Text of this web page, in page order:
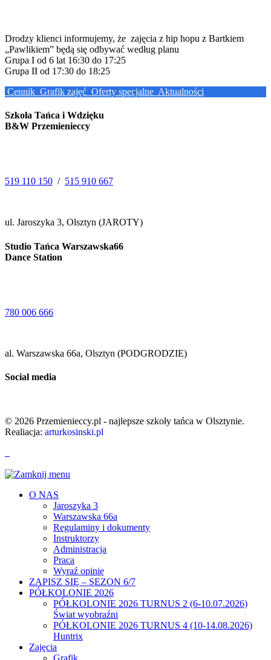
Drodzy klienci informujemy, że zajęcia z hip hopu z Bartkiem
„Pawlikiem” będą się odbywać według planu
Grupa I od 6 lat 16:30 do 17:25
Grupa II od 17:30 do 18:25
Cennik Grafik zajęć Oferty specjalne Aktualności
Szkoła Tańca i Wdzięku
B&W Przemienieccy
519 110 150 / 515 910 667
ul. Jaroszyka 3, Olsztyn (JAROTY)
Studio Tańca Warszawska66
Dance Station
780 006 666
al. Warszawska 66a, Olsztyn (PODGRODZIE)
Social media
© 2026 Przemienieccy.pl - najlepsze szkoły tańca w Olsztynie.
Realiacja: arturkosinski.pl
O NAS
Jaroszyka 3
Warszawska 66a
Regulaminy i dokumenty
Instruktorzy
Administracja
Praca
Wyraź opinię
ZAPISZ SIĘ – SEZON 6/7
PÓŁKOLONIE 2026
PÓŁKOLONIE 2026 TURNUS 2 (6-10.07.2026)
Świat wyobraźni
PÓŁKOLONIE 2026 TURNUS 4 (10-14.08.2026)
Huntrix
Zajęcia